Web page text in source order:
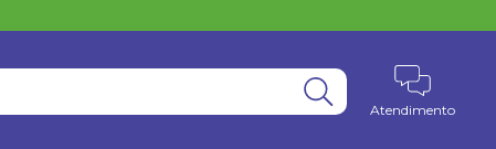
Atendimento